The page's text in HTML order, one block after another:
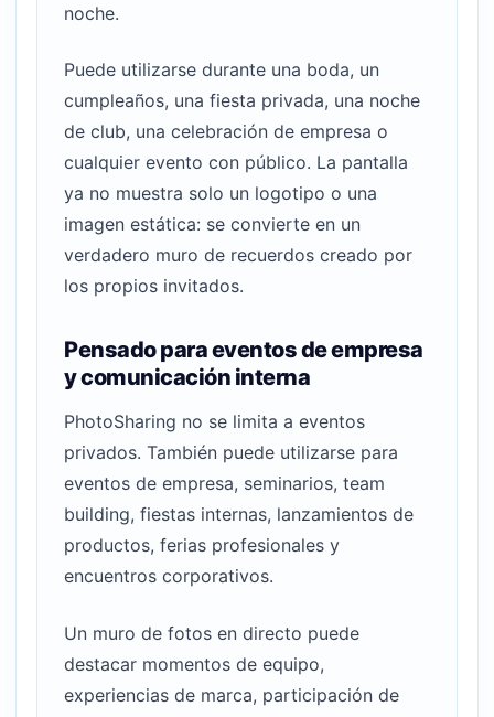
noche.
Puede utilizarse durante una boda, un
cumpleaños, una fiesta privada, una noche
de club, una celebración de empresa o
cualquier evento con público. La pantalla
ya no muestra solo un logotipo o una
imagen estática: se convierte en un
verdadero muro de recuerdos creado por
los propios invitados.
Pensado para eventos de empresa
y comunicación interna
PhotoSharing no se limita a eventos
privados. También puede utilizarse para
eventos de empresa, seminarios, team
building, fiestas internas, lanzamientos de
productos, ferias profesionales y
encuentros corporativos.
Un muro de fotos en directo puede
destacar momentos de equipo,
experiencias de marca, participación de